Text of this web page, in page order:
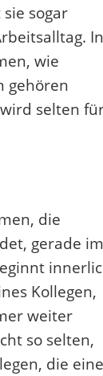
sogar
In
wie
gehören
selten
die
gerade im
Kollegen,
weiter
so selten,
die